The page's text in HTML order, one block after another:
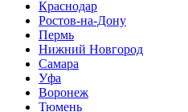
Краснодар
Ростов-на-Дону
Пермь
Нижний Новгород
Самара
Уфа
Воронеж
Тюмень